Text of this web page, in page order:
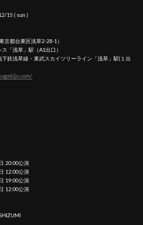
15 ( sun )
京都台東区浅草2-28-1）
「浅草」駅（A1出口）
草線・東武スカイツリーライン「浅草」駅(１出
20:00公演
12:00公演
19:00公演
12:00公演